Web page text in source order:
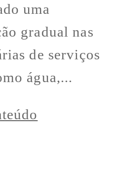
uma
gradual nas
de serviços
água,...